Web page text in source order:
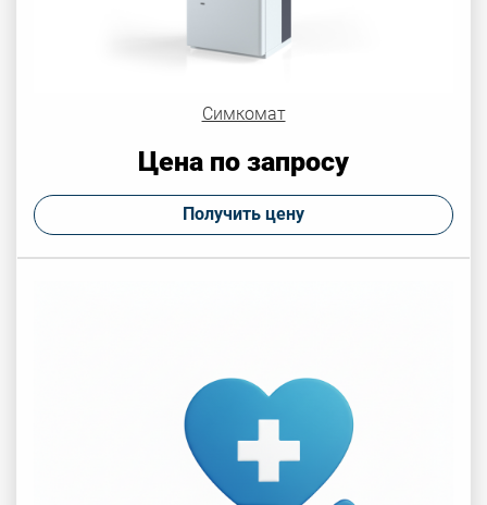
Симкомат
Цена по запросу
Получить цену